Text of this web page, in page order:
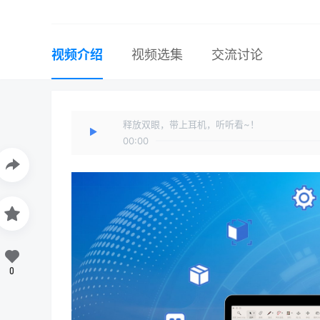
视频介绍 视频选集 交流讨论
释放双眼，带上耳机，听听看~！
00:00
0